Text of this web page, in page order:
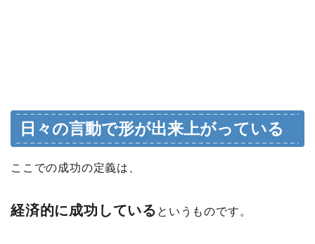
日々の言動で形が出来上がっている
ここでの成功の定義は、
経済的に成功している というものです。